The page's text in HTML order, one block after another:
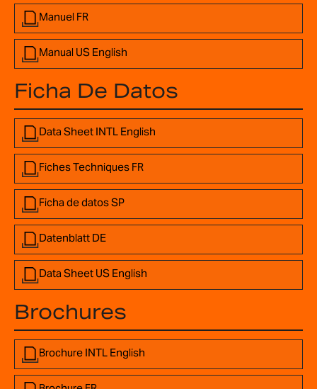
Brochures
Brochure INTL English
Manuel FR
Manual US English
Ficha De Datos
Data Sheet INTL English
Fiches Techniques FR
Ficha de datos SP
Datenblatt DE
Data Sheet US English